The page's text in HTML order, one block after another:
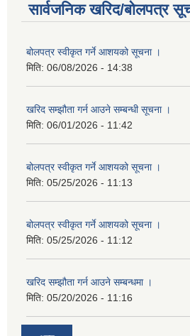
सार्वजनिक खरिद/बोलपत्र
बोलपत्र स्वीकृत गर्ने आशयको सूचना ।
मिति: 06/08/2026 - 14:38
खरिद सम्झौता गर्न आउने सम्बन्धी सूचना ।
मिति: 06/01/2026 - 11:42
बोलपत्र स्वीकृत गर्ने आशयको सूचना ।
मिति: 05/25/2026 - 11:13
बोलपत्र स्वीकृत गर्ने आशयको सूचना ।
मिति: 05/25/2026 - 11:12
खरिद सम्झौता गर्न आउने सम्बन्धमा ।
मिति: 05/20/2026 - 11:16